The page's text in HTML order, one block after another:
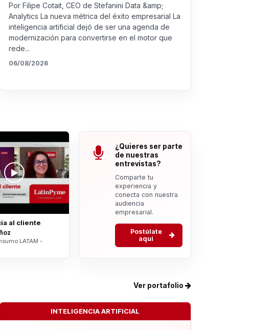
Por Filipe Cotait, CEO de Stefanini Data &amp;
Analytics La nueva métrica del éxito empresarial La
inteligencia artificial dejó de ser una agenda de
modernización para convertirse en el motor que
rede...
06/08/2026
al cliente
LATAM -
¿Quieres ser parte
de nuestras
entrevistas?
Comparte tu
experiencia y
conecta con nuestra
audiencia
empresarial.
Postúlate
aquí
Ver portafolio
INTELIGENCIA ARTIFICIAL